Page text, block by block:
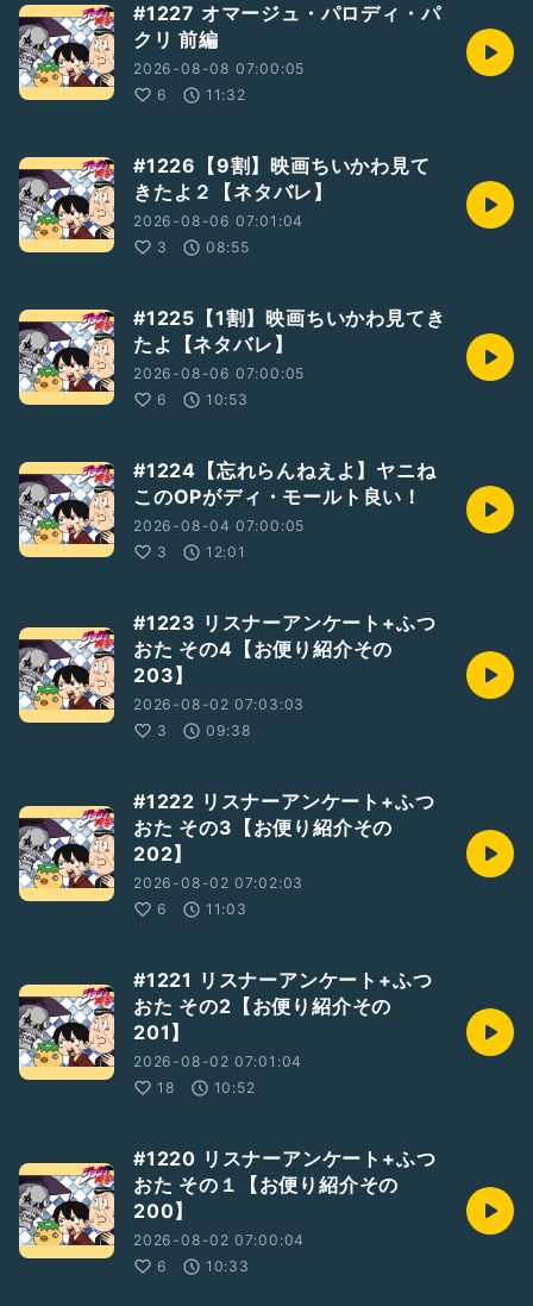
#1227 オマージュ・パロディ・パ
クリ 前編
2026-08-08 07:00:05
6
11:32
#1226【9割】映画ちいかわ見て
きたよ２【ネタバレ】
2026-08-06 07:01:04
3
08:55
#1225【1割】映画ちいかわ見てき
たよ【ネタバレ】
2026-08-06 07:00:05
6
10:53
#1224【忘れらんねえよ】ヤニね
このOPがディ・モールト良い！
2026-08-04 07:00:05
3
12:01
#1223 リスナーアンケート+ふつ
おた その4【お便り紹介その
203】
2026-08-02 07:03:03
3
09:38
#1222 リスナーアンケート+ふつ
おた その3【お便り紹介その
202】
2026-08-02 07:02:03
6
11:03
#1221 リスナーアンケート+ふつ
おた その2【お便り紹介その
201】
2026-08-02 07:01:04
18
10:52
#1220 リスナーアンケート+ふつ
おた その１【お便り紹介その
200】
2026-08-02 07:00:04
6
10:33